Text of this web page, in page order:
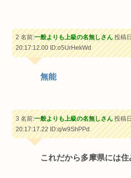
2 名前:一般よりも上級の名無しさん投稿
20:17:12.00ID:o5UrHekWd
無能
3 名前:一般よりも上級の名無しさん投稿
20:17:17.22ID:q/w9ShPPd
これだから多摩県には